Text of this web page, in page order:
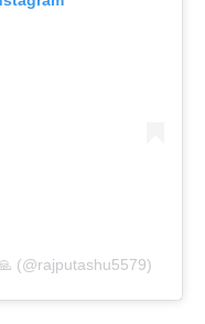
(@rajputashu5579)